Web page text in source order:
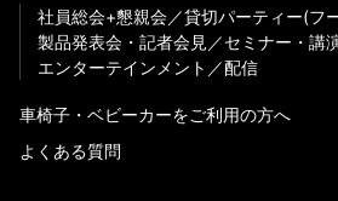
社員総会+懇親会
貸切パーティー(フ
製品発表会・記者会見
セミナー・講
エンターテインメント
配信
車椅子・ベビーカーをご利用の方へ
よくある質問